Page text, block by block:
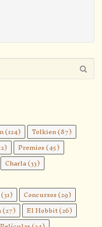
(124) Tolkien(87)
Premios(45)
Charla(33)
(31) Concursos(29)
(27) El Hobbit(26)